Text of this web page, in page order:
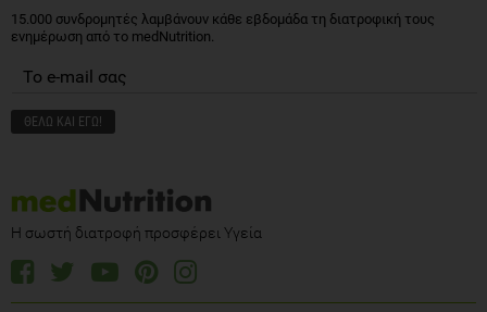
15.000 συνδρομητές λαμβάνουν κάθε εβδομάδα τη διατροφική τους
ενημέρωση από το medNutrition.
Η σωστή διατροφή προσφέρει Υγεία